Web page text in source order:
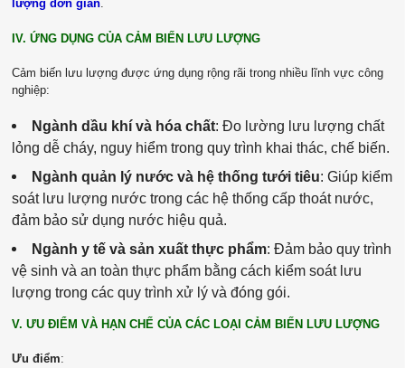
lượng đơn giản.
IV. ỨNG DỤNG CỦA CẢM BIẾN LƯU LƯỢNG
Cảm biến lưu lượng được ứng dụng rộng rãi trong nhiều lĩnh vực công
nghiệp:
Ngành dầu khí và hóa chất: Đo lường lưu lượng chất
lỏng dễ cháy, nguy hiểm trong quy trình khai thác, chế biến.
Ngành quản lý nước và hệ thống tưới tiêu: Giúp kiểm
soát lưu lượng nước trong các hệ thống cấp thoát nước,
đảm bảo sử dụng nước hiệu quả.
Ngành y tế và sản xuất thực phẩm: Đảm bảo quy trình
vệ sinh và an toàn thực phẩm bằng cách kiểm soát lưu
lượng trong các quy trình xử lý và đóng gói.
V. ƯU ĐIỂM VÀ HẠN CHẾ CỦA CÁC LOẠI CẢM BIẾN LƯU LƯỢNG
Ưu điểm: